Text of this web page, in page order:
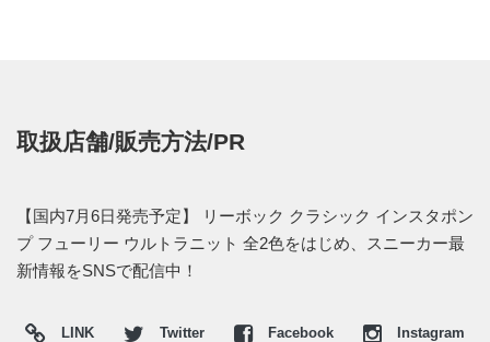
ト。スニーカーの必要な通気性や伸縮性は、編み込みのパタ
めた。美しくオレンジからブルーへと移り変わるカラーと大
地の雄大さを表現したグレーからオレンジの2色がラインナ
ップ。ウルトラニットの編み込みにも一工夫を施して噴火の
なっている。
取扱店舗/販売方法/PR
【国内7月6日発売予定】 リーボック クラシック インスタポン
プ フューリー ウルトラニット 全2色をはじめ、スニーカー最
新情報をSNSで配信中！
LINK Twitter Facebook Instagram